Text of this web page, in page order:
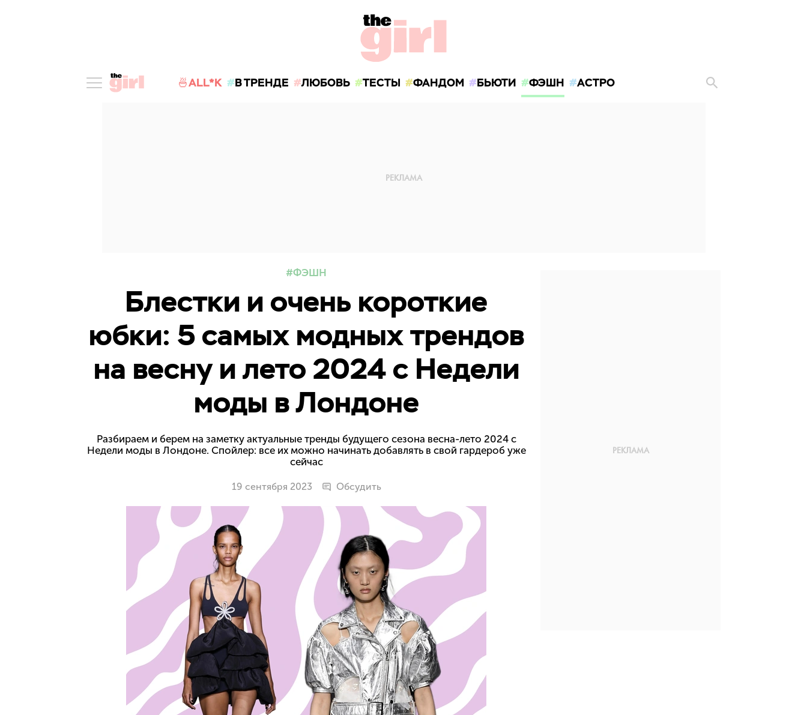
🍜ALL*K В ТРЕНДЕ ЛЮБОВЬ ТЕСТЫ ФАНДОМ БЬЮТИ ФЭШН АСТРО
ФЭШН
Блестки и очень короткие
юбки: 5 самых модных трендов
на весну и лето 2024 с Недели
моды в Лондоне
Разбираем и берем на заметку актуальные тренды будущего сезона весна-лето 2024 с
Недели моды в Лондоне. Спойлер: все их можно начинать добавлять в свой гардероб уже
сейчас
19 сентября 2023 Обсудить